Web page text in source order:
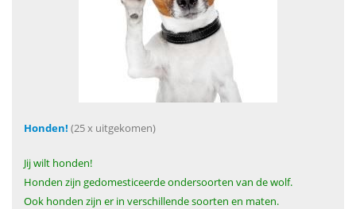
Honden! (25 x uitgekomen)
Jij wilt honden!
Honden zijn gedomesticeerde ondersoorten van de wolf.
Ook honden zijn er in verschillende soorten en maten.